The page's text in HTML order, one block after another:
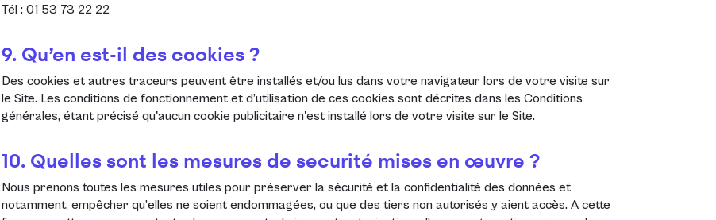
Tél : 01 53 73 22 22
9. Qu’en est-il des cookies ?
Des cookies et autres traceurs peuvent être installés et/ou lus dans votre navigateur lors de votre visite sur
le Site. Les conditions de fonctionnement et d’utilisation de ces cookies sont décrites dans les Conditions
générales, étant précisé qu'aucun cookie publicitaire n'est installé lors de votre visite sur le Site.
10. Quelles sont les mesures de securité mises en œuvre ?
Nous prenons toutes les mesures utiles pour préserver la sécurité et la confidentialité des données et
notamment, empêcher qu’elles ne soient endommagées, ou que des tiers non autorisés y aient accès. A cette